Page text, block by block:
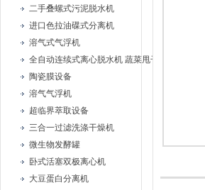
二手叠螺式污泥脱水机
进口色拉油碟式分离机
溶气式气浮机
全自动连续式离心脱水机 蔬菜甩干机
陶瓷膜设备
溶气气浮机
超临界萃取设备
三合一过滤洗涤干燥机
微生物发酵罐
卧式活塞双极离心机
大豆蛋白分离机